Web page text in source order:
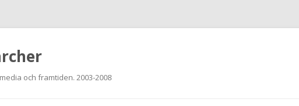
och framtiden. 2003-2008